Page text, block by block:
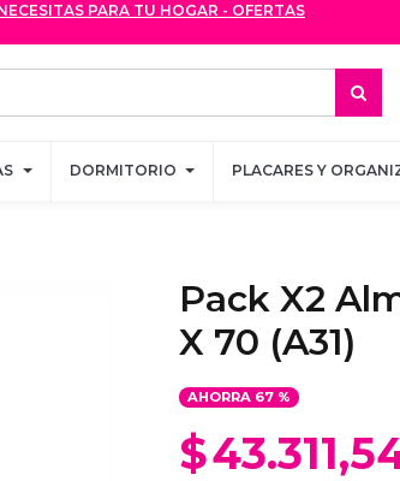
PARA TU HOGAR - OFERTAS
DORMITORIO PLACARES Y
PARA TU HOGAR - OFERTAS
DORMITORIO PLACARES Y
Pack X2
X 70 (A31)
AHORRA 67%
$